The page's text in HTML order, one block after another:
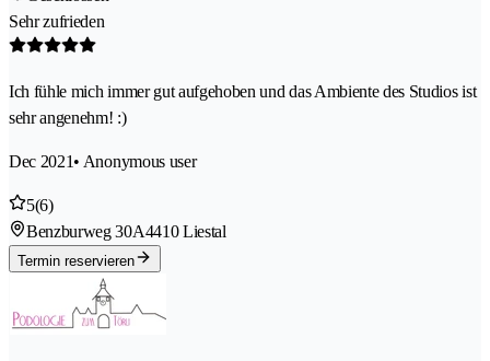
Sehr zufrieden
Ich fühle mich immer gut aufgehoben und das Ambiente des Studios ist
sehr angenehm! :)
Dec 2021• Anonymous user
5(6)
Benzburweg 30A4410 Liestal
Termin reservieren